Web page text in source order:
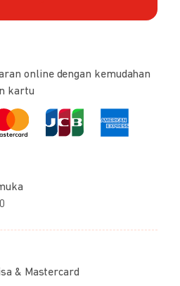
online dengan kemudahan
kartu
& Mastercard